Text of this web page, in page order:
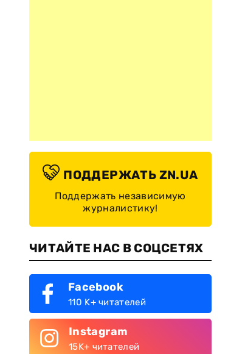
ПОДДЕРЖАТЬ ZN.UA
Поддержать независимую
журналистику!
ЧИТАЙТЕ НАС В СОЦСЕТЯХ
Facebook
110 K+ читателей
Instagram
15K+ читателей